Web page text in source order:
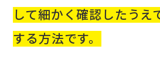
して細かく確認したうえ
する方法です。